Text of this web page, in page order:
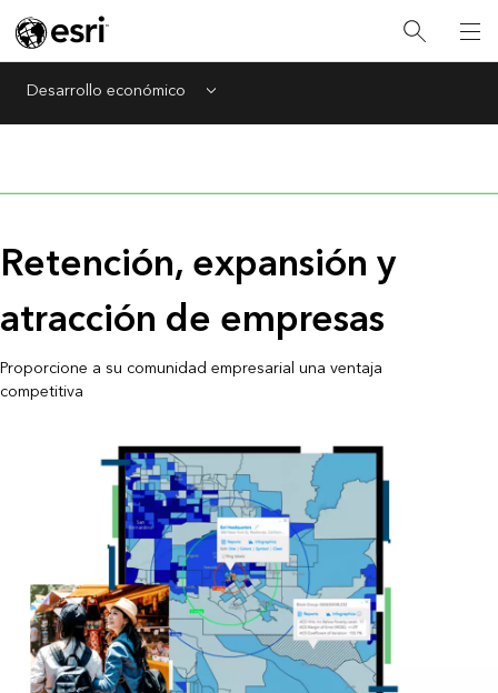
Desarrollo económico Menu
Retención, expansión y
atracción de empresas
Proporcione a su comunidad empresarial una ventaja
competitiva